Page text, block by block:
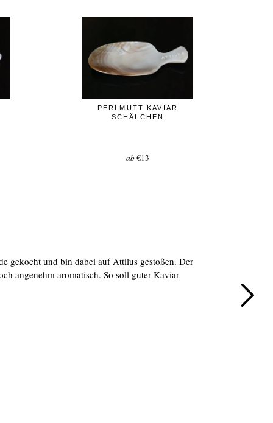
PERLMUTT KAVIAR
SCHÄLCHEN
ab€13
gekocht und bin dabei auf Attilus gestoßen. Der
angenehm aromatisch. So soll guter Kaviar